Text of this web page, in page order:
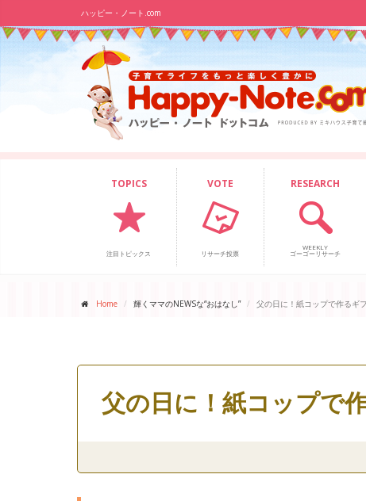
ハッピー・ノート.com
TOPICS
注目トピックス
VOTE
リサーチ投票
RESEARCH
WEEKLY
ゴーゴーリサーチ
Home 輝くママのNEWSな“おはなし” 父の日に！紙コップで作るギ
父の日に！紙コップで